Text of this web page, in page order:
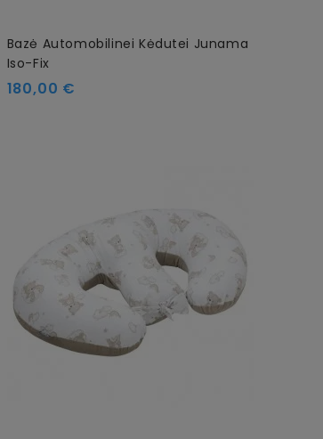
Bazė Automobilinei Kėdutei Junama
Iso-Fix
180,00 €